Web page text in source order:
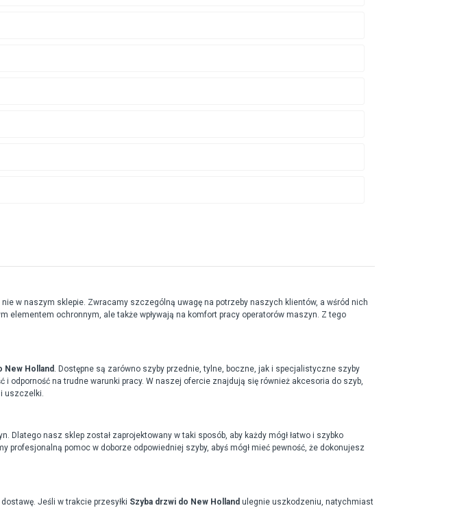
w naszym sklepie. Zwracamy szczególną uwagę na potrzeby naszych klientów, a wśród nich
elementem ochronnym, ale także wpływają na komfort pracy operatorów maszyn. Z tego
New Holland . Dostępne są zarówno szyby przednie, tylne, boczne, jak i specjalistyczne szyby
odporność na trudne warunki pracy. W naszej ofercie znajdują się również akcesoria do szyb,
uszczelki.
nasz sklep został zaprojektowany w taki sposób, aby każdy mógł łatwo i szybko
profesjonalną pomoc w doborze odpowiedniej szyby, abyś mógł mieć pewność, że dokonujesz
Jeśli w trakcie przesyłki Szyba drzwi do New Holland ulegnie uszkodzeniu, natychmiast